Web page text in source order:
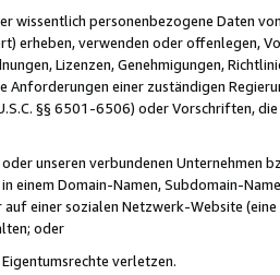
wissentlich personenbezogene Daten
erheben, verwenden oder offenlegen,
Lizenzen, Genehmigungen,
Anforderungen einer zuständigen
§§ 6501-6506) oder Vorschriften,
unseren verbundenen Unternehmen
einem Domain-Namen, Subdomain-
einer sozialen Netzwerk-Website
oder
verletzen.